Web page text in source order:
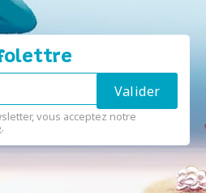
vous acceptez notre
.